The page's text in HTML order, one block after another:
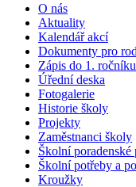
O nás
Aktuality
Kalendář akcí
Dokumenty pro
Zápis do 1.
Úřední deska
Fotogalerie
Historie školy
Projekty
Zaměstnanci školy
Školní poradenské
Školní potřeby a
Kroužky